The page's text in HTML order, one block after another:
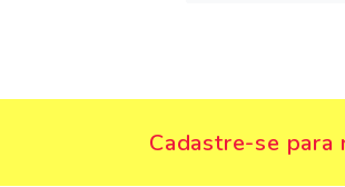
Cadastre-se para